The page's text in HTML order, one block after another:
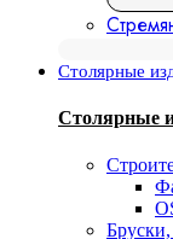
Столярные
Столярные